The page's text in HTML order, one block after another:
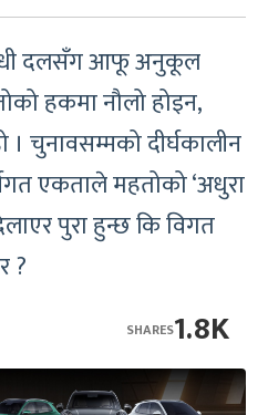
दलसँग आफू अनुकूल
हकमा नौलो होइन,
चुनावसम्मको दीर्घकालीन
एकताले महतोको ‘अधुरा
पुरा हुन्छ कि विगत
?
1.8K
SHARES